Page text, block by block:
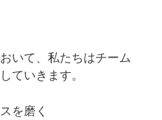
いて、私たちはチーム
ていきます。
を磨く